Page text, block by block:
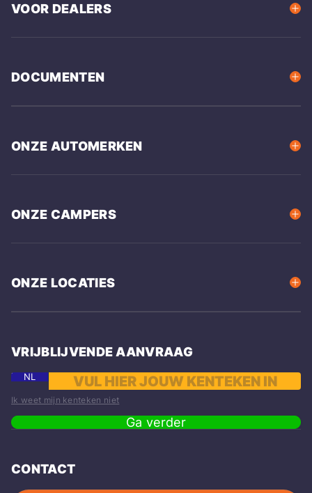
VOOR DEALERS
DOCUMENTEN
ONZE AUTOMERKEN
ONZE CAMPERS
ONZE LOCATIES
VRIJBLIJVENDE AANVRAAG
NL
Ik weet mijn kenteken niet
Ga verder
CONTACT